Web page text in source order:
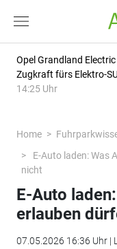
Opel Grandland Electric
Zugkraft fürs Elektro-
14:25 Uhr
Home
E-Auto laden: Was
nicht
E-Auto
erlauben
07.05.2026 16:36 Uhr |